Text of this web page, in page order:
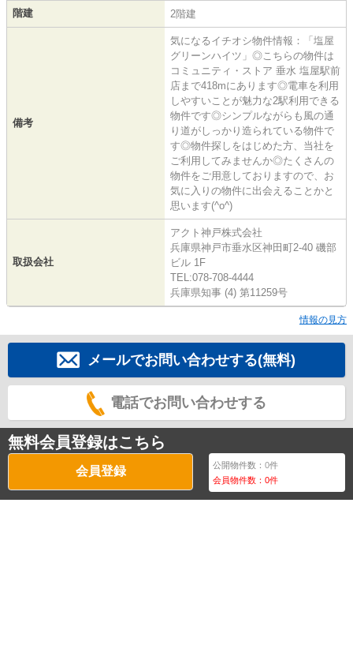
階建 2階建
備考
気になるイチオシ物件情報：「塩屋
グリーンハイツ」◎こちらの物件は
コミュニティ・ストア 垂水 塩屋駅前
店まで418mにあります◎電車を利用
しやすいことが魅力な2駅利用できる
物件です◎シンプルながらも風の通
り道がしっかり造られている物件で
す◎物件探しをはじめた方、当社を
ご利用してみませんか◎たくさんの
物件をご用意しておりますので、お
気に入りの物件に出会えることかと
思います(^o^)
取扱会社
アクト神戸株式会社
兵庫県神戸市垂水区神田町2-40 磯部
ビル 1F
TEL:078-708-4444
兵庫県知事 (4) 第11259号
情報の見方
メールでお問い合わせする(無料)
電話でお問い合わせする
無料会員登録はこちら
会員登録 公開物件数：0件
会員物件数：0件